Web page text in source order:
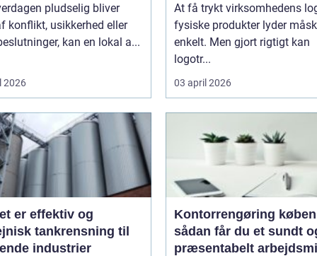
pludselig bliver
konflikt, usikkerhed eller
kan en lokal a...
2026
At få trykt virksomhedens
fysiske produkter lyder
enkelt. Men gjort rigtigt kan
logotr...
03 april 2026
er effektiv og
tankrensning til
industrier
Kontorrengøring
sådan får du et sundt
præsentabelt